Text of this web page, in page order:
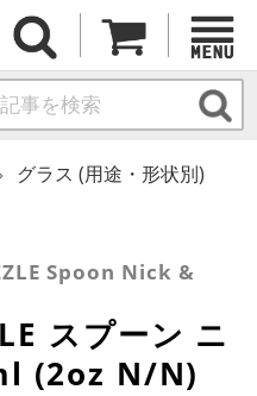
グラス (用途・形状別)
Spoon Nick &
スプーン ニ
(2oz N/N)